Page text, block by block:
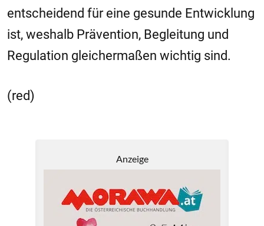
entscheidend für eine gesunde Entwicklung
ist, weshalb Prävention, Begleitung und
Regulation gleichermaßen wichtig sind.
(red)
Anzeige